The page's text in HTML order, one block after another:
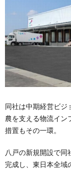
同社は中期経営ビジ
農を支える物流イン
措置もその一環。
八戸の新規開設で同
完成し、東日本全域